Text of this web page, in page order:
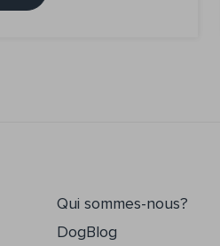
Qui sommes-nous?
DogBlog